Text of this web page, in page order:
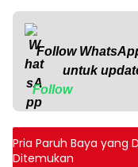
Follow
untuk
Follow
Pria Paruh Baya yang
Ditemukan